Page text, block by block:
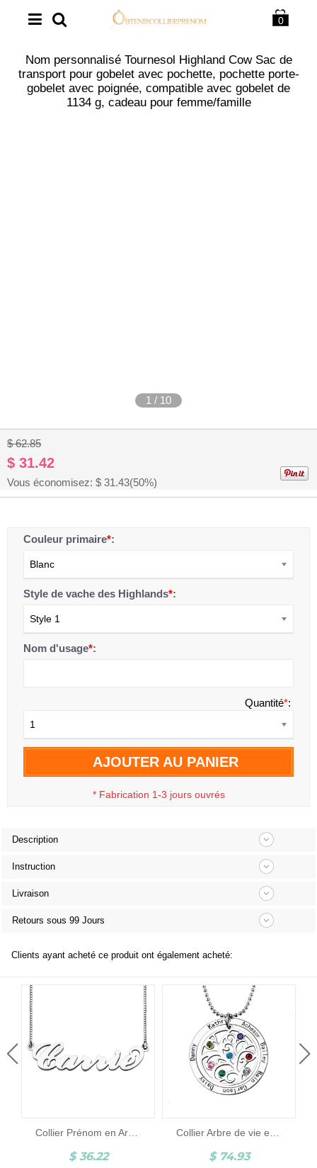
0
Nom personnalisé Tournesol Highland Cow Sac de
transport pour gobelet avec pochette, pochette porte-
gobelet avec poignée, compatible avec gobelet de
1134 g, cadeau pour femme/famille
1 / 10
$ 62.85
$ 31.42
Vous économisez: $ 31.43(50%)
Couleur primaire*:
Blanc
Style de vache des Highlands*:
Style 1
Nom d'usage*:
Quantité*:
1
AJOUTER AU PANIER
* Fabrication 1-3 jours ouvrés
Description
Instruction
Livraison
Retours sous 99 Jours
Clients ayant acheté ce produit ont également acheté:
Collier Prénom en Argent Style Carrie
$ 36.22 $ 74.93